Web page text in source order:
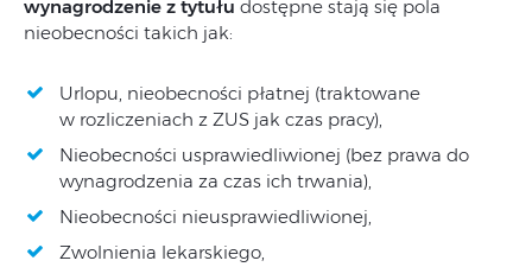
wynagrodzenie z tytułu dostępne stają się pola
nieobecności takich jak:
Urlopu, nieobecności płatnej (traktowane
w rozliczeniach z ZUS jak czas pracy),
Nieobecności usprawiedliwionej (bez prawa do
wynagrodzenia za czas ich trwania),
Nieobecności nieusprawiedliwionej,
Zwolnienia lekarskiego,